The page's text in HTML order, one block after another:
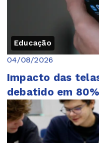
Educação
04/08/2026
Impacto das
debatido em